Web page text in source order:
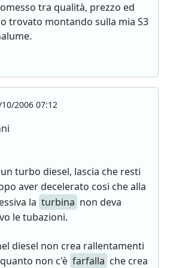
tra qualità, prezzo ed
trovato montando sulla mia S3
2006 07:12
turbo diesel, lascia che resti
aver decelerato cosi che alla
la turbina non deva
le tubazioni.
diesel non crea rallentamenti
non c'è farfalla che crea